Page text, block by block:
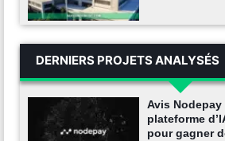
DERNIERS PROJETS ANALYSÉS
Avis Nodepay
plateforme
pour gagner